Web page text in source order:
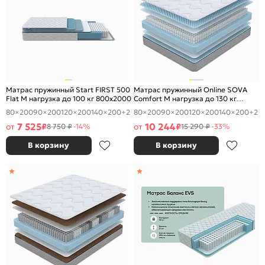
Матрас пружинный Start FIRST 500
Flat M нагрузка до 100 кг 800x2000
80×20090×200120×200140×200+2
от 7 525₽8 750 ₽-14%
В корзину
Матрас пружинный Online SOVA
Comfort M нагрузка до 130 кг
800x2000
80×20090×200120×200140×200+2
от 10 244₽15 290 ₽-33%
В корзину